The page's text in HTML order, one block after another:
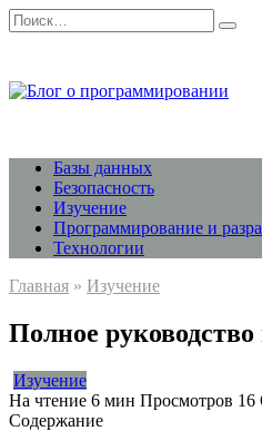
Перейти
к
Search
for:
Базы данных
Безопасность
Изучение
Программирование и
Технологии
Главная » Изучение
Полное
Изучение
На чтение 6 мин Просмотров 16
Содержание